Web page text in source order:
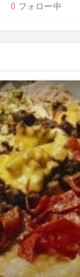
0 フォロー中